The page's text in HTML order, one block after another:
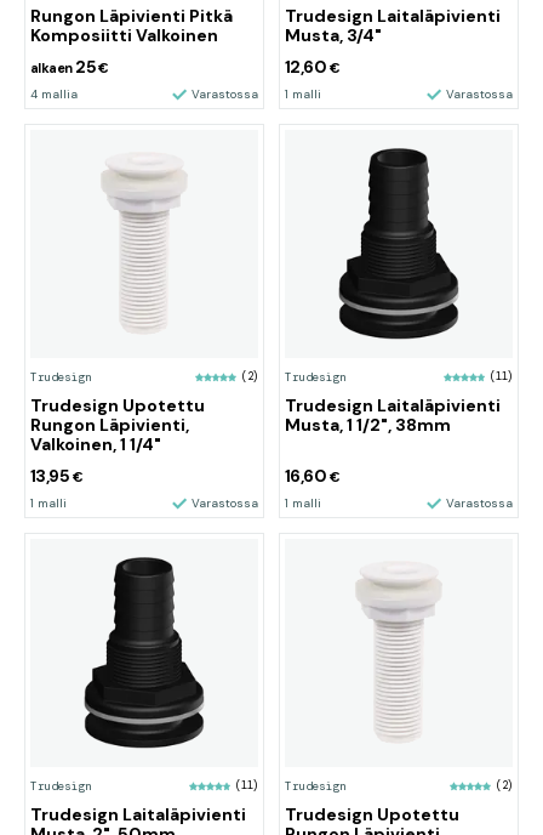
Rungon Läpivienti Pitkä
Komposiitti Valkoinen
alkaen 25€
4 mallia Varastossa
Trudesign Laitaläpivienti
Musta, 3/4"
12,60 €
1 malli Varastossa
Trudesign (2)
Trudesign Upotettu
Rungon Läpivienti,
Valkoinen, 1 1/4"
13,95 €
1 malli Varastossa
Trudesign (11)
Trudesign Laitaläpivienti
Musta, 1 1/2", 38mm
16,60 €
1 malli Varastossa
Trudesign (11)
Trudesign Laitaläpivienti
Trudesign (2)
Trudesign Upotettu